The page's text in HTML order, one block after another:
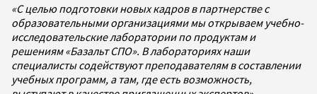
«С целью подготовки новых кадров в партнерстве с
образовательными организациями мы открываем учебно-
исследовательские лаборатории по продуктам и
решениям «Базальт СПО». В лабораториях наши
специалисты содействуют преподавателям в составлении
учебных программ, а там, где есть возможность,